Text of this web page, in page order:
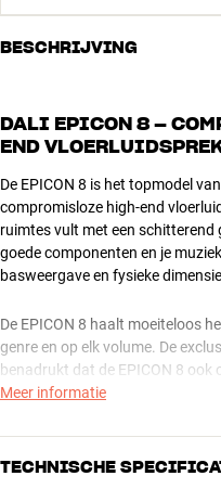
BESCHRIJVING
DALI EPICON 8 –
END
De EPICON 8 is het topmodel
compromisloze high-end
ruimtes vult met een schitterend
goede componenten en je
basweergave en fysieke
De EPICON 8 haalt moeiteloos
genre en op elk volume. De
benadrukt dat de EPICON 8
aanvulling op een modern
En alhoewel de EPICON 8
wonder dat DALI dit
Meer informatie
TECHNISCHE